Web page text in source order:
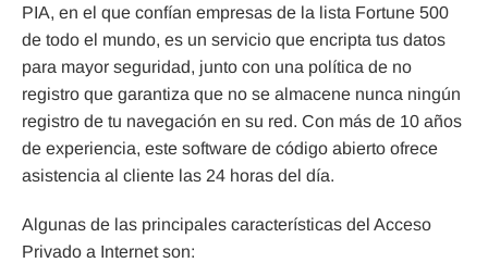
PIA, en el que confían empresas de la lista Fortune 500
de todo el mundo, es un servicio que encripta tus datos
para mayor seguridad, junto con una política de no
registro que garantiza que no se almacene nunca ningún
registro de tu navegación en su red. Con más de 10 años
de experiencia, este software de código abierto ofrece
asistencia al cliente las 24 horas del día.
Algunas de las principales características del Acceso
Privado a Internet son: